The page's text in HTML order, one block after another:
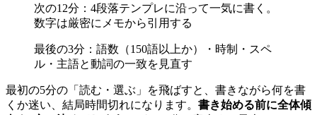
次の12分：4段落テンプレに沿って一気に書く。
数字は厳密にメモから引用する
最後の3分：語数（150語以上か）・時制・スペ
ル・主語と動詞の一致を見直す
最初の5分の「読む・選ぶ」を飛ばすと、書きながら何を書
くか迷い、結局時間切れになります。 書き始める前に全体傾